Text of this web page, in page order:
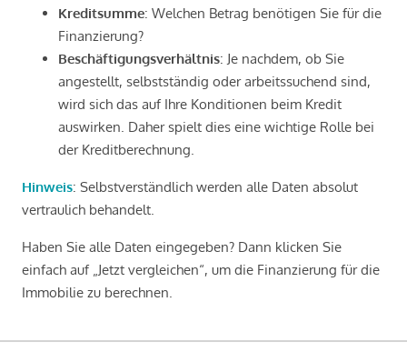
Kreditsumme: Welchen Betrag benötigen Sie für die
Finanzierung?
Beschäftigungsverhältnis: Je nachdem, ob Sie
angestellt, selbstständig oder arbeitssuchend sind,
wird sich das auf Ihre Konditionen beim Kredit
auswirken. Daher spielt dies eine wichtige Rolle bei
der Kreditberechnung.
Hinweis: Selbstverständlich werden alle Daten absolut
vertraulich behandelt.
Haben Sie alle Daten eingegeben? Dann klicken Sie
einfach auf „Jetzt vergleichen“, um die Finanzierung für die
Immobilie zu berechnen.